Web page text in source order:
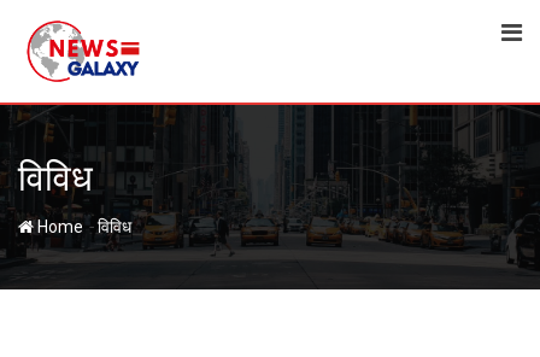
content
विविध
Home-विविध